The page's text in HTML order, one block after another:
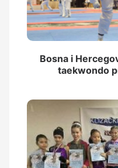
Bosna i
taekwondo